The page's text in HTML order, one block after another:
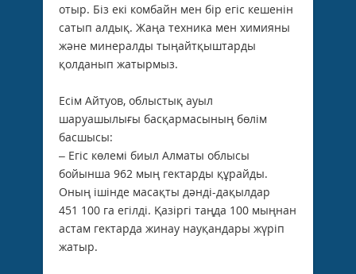
отыр. Біз екі комбайн мен бір егіс кешенін
сатып алдық. Жаңа техника мен химияны
және минералды тыңайтқыштарды
қолданып жатырмыз.
Есім Айтуов, облыстық ауыл
шаруашылығы басқармасының бөлім
басшысы:
– Егіс көлемі биыл Алматы облысы
бойынша 962 мың гектарды құрайды.
Оның ішінде масақты дәнді-дақылдар
451 100 га егілді. Қазіргі таңда 100 мыңнан
астам гектарда жинау науқандары жүріп
жатыр.